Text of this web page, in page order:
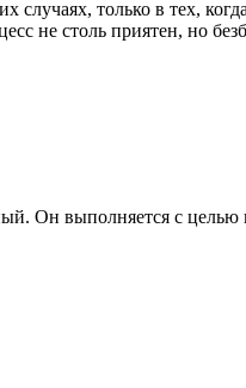
только в тех,
не столь приятен, но
Он выполняется с целью